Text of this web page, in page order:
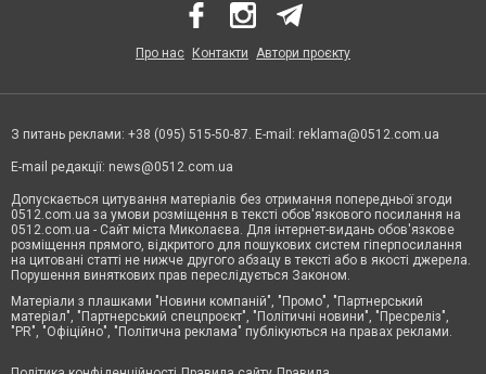
Про нас Контакти Автори проєкту
З питань реклами: +38 (095) 515-50-87. E-mail: reklama@0512.com.ua
E-mail редакції: news@0512.com.ua
Допускається цитування матеріалів без отримання попередньої згоди
0512.com.ua за умови розміщення в тексті обов'язкового посилання на
0512.com.ua - Сайт міста Миколаєва. Для інтернет-видань обов'язкове
розміщення прямого, відкритого для пошукових систем гіперпосилання
на цитовані статті не нижче другого абзацу в тексті або в якості джерела.
Порушення виняткових прав переслідується Законом.
Матеріали з плашками "Новини компаній", "Промо", "Партнерський
матеріал", "Партнерський спецпроєкт", "Політичні новини", "Пресреліз",
"PR", "Офіційно", "Політична реклама" публікуються на правах реклами.